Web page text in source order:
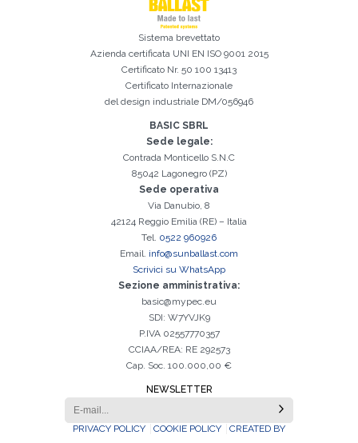
Iscrizione effettuata con successo. Verificare la propria casella e-
mail per procedere all'attivazione
Sistema brevettato
Azienda certificata UNI EN ISO 9001 2015
Certificato Nr. 50 100 13413
Certificato Internazionale
del design industriale DM/056946
BASIC SBRL
Sede legale:
Contrada Monticello S.N.C
85042 Lagonegro (PZ)
Sede operativa
Via Danubio, 8
42124 Reggio Emilia (RE) – Italia
Tel. 0522 960926
Email. info@sunballast.com
Scrivici su WhatsApp
Sezione amministrativa:
basic@mypec.eu
SDI: W7YVJK9
P.IVA 02557770357
CCIAA/REA: RE 292573
Cap. Soc. 100.000,00 €
NEWSLETTER
PRIVACY POLICY COOKIE POLICY CREATED BY